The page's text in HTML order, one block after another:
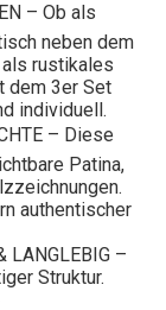
– Ob als
neben dem
rustikales
dem 3er Set
individuell.
– Diese
Patina,
authentischer
LANGLEBIG –
Struktur.